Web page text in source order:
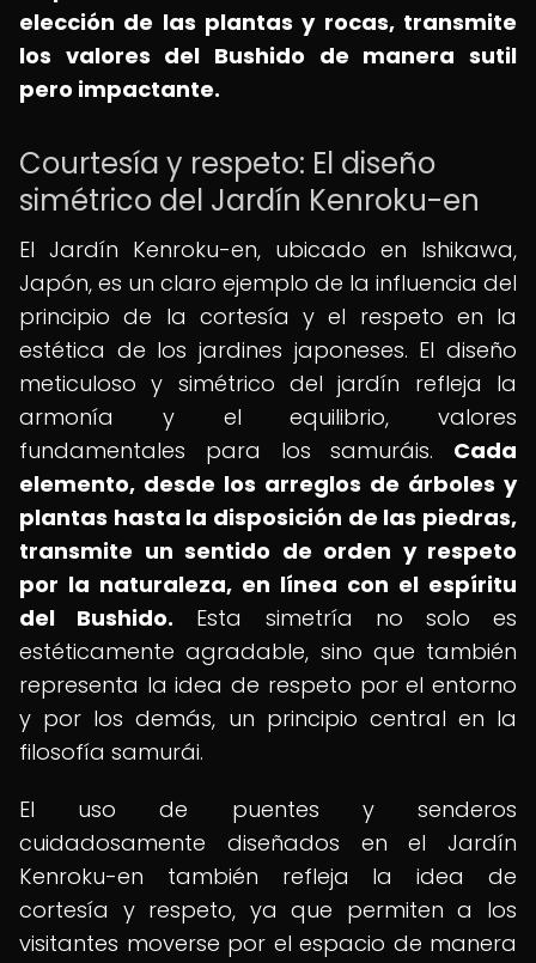
elección de las plantas y rocas, transmite
los valores del Bushido de manera sutil
pero impactante.
Courtesía y respeto: El diseño
simétrico del Jardín Kenroku-en
El Jardín Kenroku-en, ubicado en Ishikawa,
Japón, es un claro ejemplo de la influencia del
principio de la cortesía y el respeto en la
estética de los jardines japoneses. El diseño
meticuloso y simétrico del jardín refleja la
armonía y el equilibrio, valores
fundamentales para los samuráis. Cada
elemento, desde los arreglos de árboles y
plantas hasta la disposición de las piedras,
transmite un sentido de orden y respeto
por la naturaleza, en línea con el espíritu
del Bushido. Esta simetría no solo es
estéticamente agradable, sino que también
representa la idea de respeto por el entorno
y por los demás, un principio central en la
filosofía samurái.
El uso de puentes y senderos
cuidadosamente diseñados en el Jardín
Kenroku-en también refleja la idea de
cortesía y respeto, ya que permiten a los
visitantes moverse por el espacio de manera